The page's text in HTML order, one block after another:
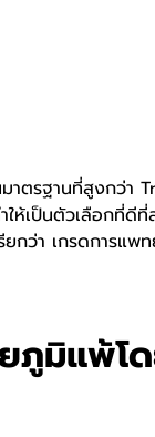
าตรฐานที่สูงกว่า
ห้เป็นตัวเลือกที่ดี
ยกว่า เกรดการแพ
ภูมิแพ้โด